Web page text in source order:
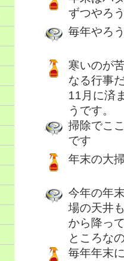
ずつやろ
毎年やろ
寒いのが
なる行事
11月に済
うです。
掃除でこ
です
年末の大
今年の年
場の天井
から降っ
ところな
毎年年末